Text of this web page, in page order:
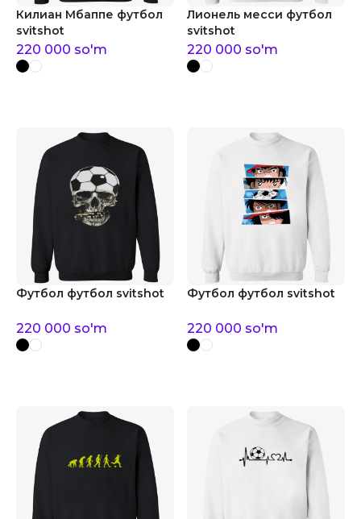
Килиан Мбаппе футбол
svitshot
220 000 so'm
Лионель месси футбол
svitshot
220 000 so'm
Футбол футбол svitshot
220 000 so'm
Футбол футбол svitshot
220 000 so'm